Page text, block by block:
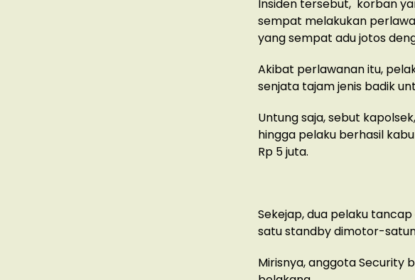
Insiden tersebut, korban
sempat melakukan
yang sempat adu jotos
Akibat perlawanan itu,
senjata tajam jenis badik
Untung saja, sebut
hingga pelaku berhasil
Rp 5 juta.
Sekejap, dua pelaku
satu standby dimotor-
Mirisnya, anggota Security